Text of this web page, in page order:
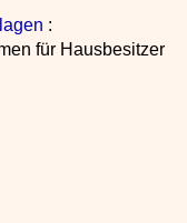
:
für Hausbesitzer